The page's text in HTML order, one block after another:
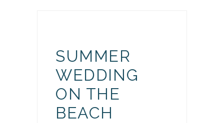
SUMMER
WEDDING
ON THE
BEACH